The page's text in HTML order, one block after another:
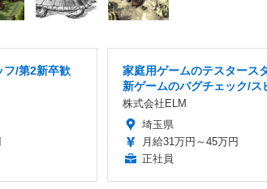
フ/第2新卒歓
家庭用ゲームのテスタース
新ゲームのバグチェック/ス
株式会社ELM
埼玉県
月給31万円～45万円
正社員